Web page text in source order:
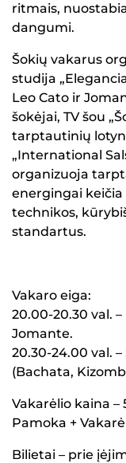
ritmais,
dangumi.
Šokių vakarus
studija
Leo Cato ir
šokėjai, TV šou
tarptautinių
„International
organizuoja
energingai
technikos,
standartus.
Vakaro eiga:
20.00-20.30 val.
Jomante.
20.30-24.00 val.
(Bachata,
Vakarėlio kaina –
Pamoka +
Bilietai – prie